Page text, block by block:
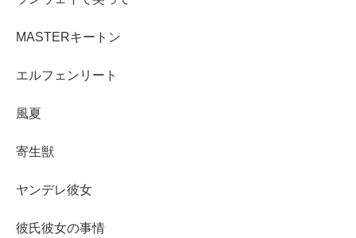
MASTERキートン
エルフェンリート
風夏
寄生獣
ヤンデレ彼女
彼氏彼女の事情